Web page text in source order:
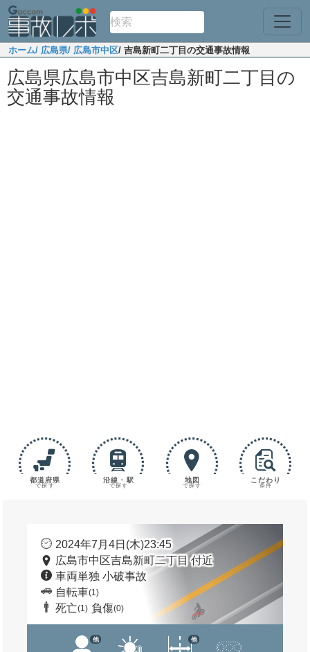
ホーム/ 広島県/ 広島市中区/ 吉島新町二丁目の交通事故情報
広島県広島市中区吉島新町二丁目の
交通事故情報
都道府県
で探す
沿線・駅
で探す
地図
で探す
こだわり
条件
2024年7月4日(木)23:45
広島市中区吉島新町二丁目 付近
車両単独 小破事故
自転車(1)
死亡(1) 負傷(0)
他 他